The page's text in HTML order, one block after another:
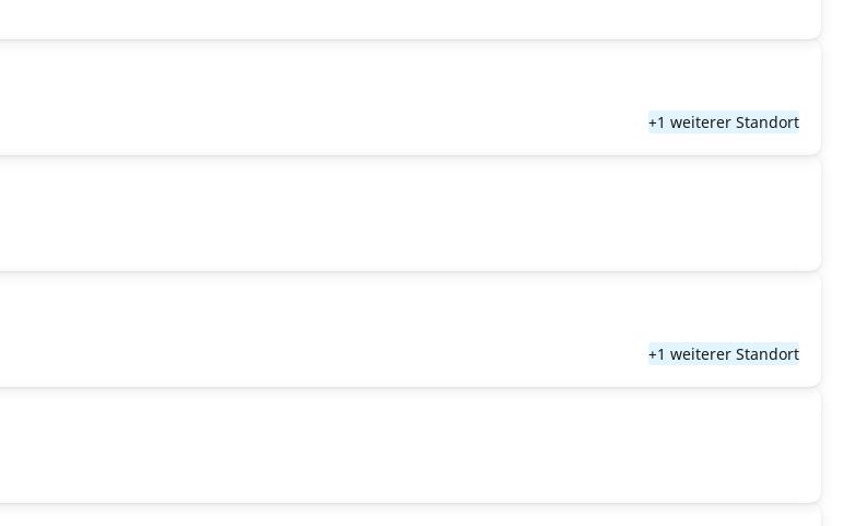
+1 weiterer Standort
+1 weiterer Standort